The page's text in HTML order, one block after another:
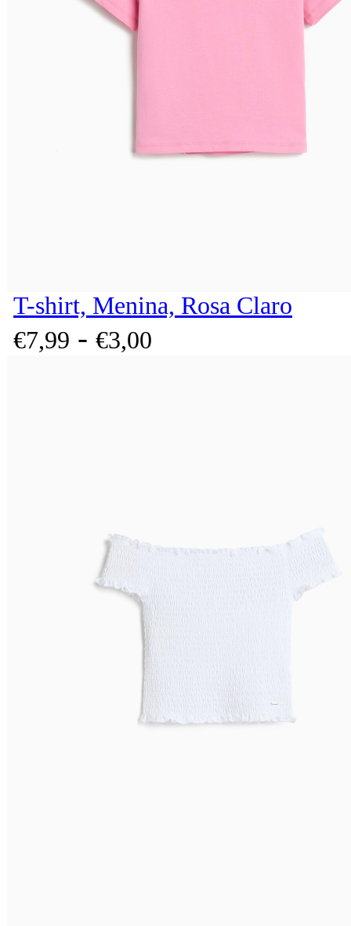
T-shirt, Menina, Rosa Claro
€7,99 - €3,00